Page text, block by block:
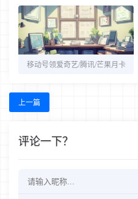
移动号领爱奇艺/腾讯/芒果月卡
上一篇
评论一下？